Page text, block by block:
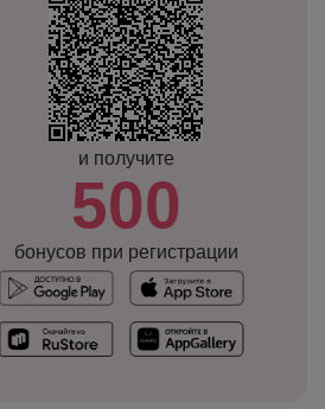
и получите
500
бонусов при регистрации